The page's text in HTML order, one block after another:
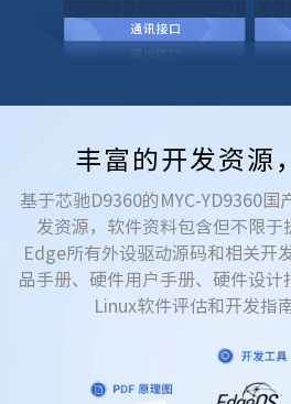
丰富的开发资源
基于芯驰D9360的MYC-YD9360国
发资源，软件资料包含但不限于
Edge所有外设驱动源码和相关开
品手册、硬件用户手册、硬件设计
Linux软件评估和开发指